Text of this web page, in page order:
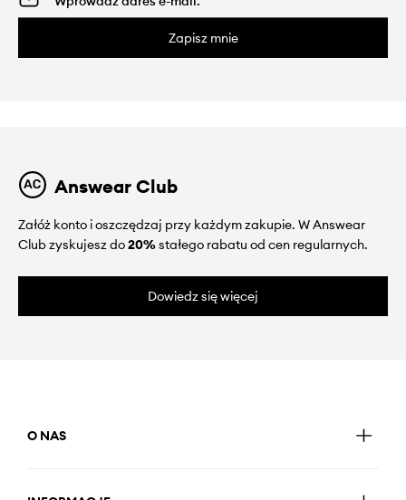
Zapisz mnie
Answear Club
Załóż konto i oszczędzaj przy każdym zakupie. W Answear
Club zyskujesz do20%stałego rabatu od cen regularnych.
Dowiedz się więcej
O NAS